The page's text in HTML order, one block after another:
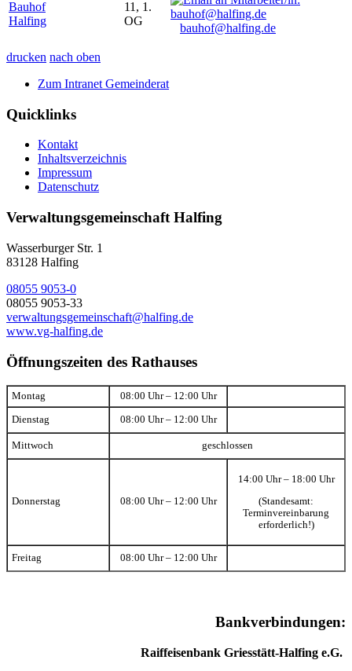
Bauhof
Halfing
11, 1.
OG
bauhof@halfing.de
drucken nach oben
Zum Intranet Gemeinderat
Quicklinks
Kontakt
Inhaltsverzeichnis
Impressum
Datenschutz
Verwaltungsgemeinschaft Halfing
Wasserburger Str. 1
83128 Halfing
08055 9053-0
08055 9053-33
verwaltungsgemeinschaft@halfing.de
www.vg-halfing.de
Öffnungszeiten des Rathauses
Montag 08:00 Uhr – 12:00 Uhr
Dienstag 08:00 Uhr – 12:00 Uhr
Mittwoch geschlossen
Donnerstag 08:00 Uhr – 12:00 Uhr
14:00 Uhr – 18:00 Uhr
(Standesamt:
Terminvereinbarung
erforderlich!)
Freitag 08:00 Uhr – 12:00 Uhr
Bankverbindungen:
Raiffeisenbank Griesstätt-Halfing e.G.